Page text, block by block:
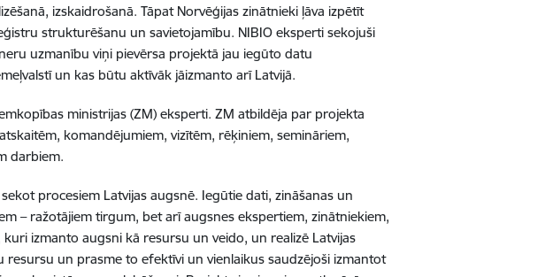
izskaidrošanā. Tāpat Norvēģijas zinātnieki ļāva izpētīt
strukturēšanu un savietojamību. NIBIO eksperti sekojuši
uzmanību viņi pievērsa projektā jau iegūto datu
un kas būtu aktīvāk jāizmanto arī Latvijā.
ministrijas (ZM) eksperti. ZM atbildēja par projekta
komandējumiem, vizītēm, rēķiniem, semināriem,
darbiem.
procesiem Latvijas augsnē. Iegūtie dati, zināšanas un
– ražotājiem tirgum, bet arī augsnes ekspertiem, zinātniekiem,
izmanto augsni kā resursu un veido, un realizē Latvijas
un prasme to efektīvi un vienlaikus saudzējoši izmantot